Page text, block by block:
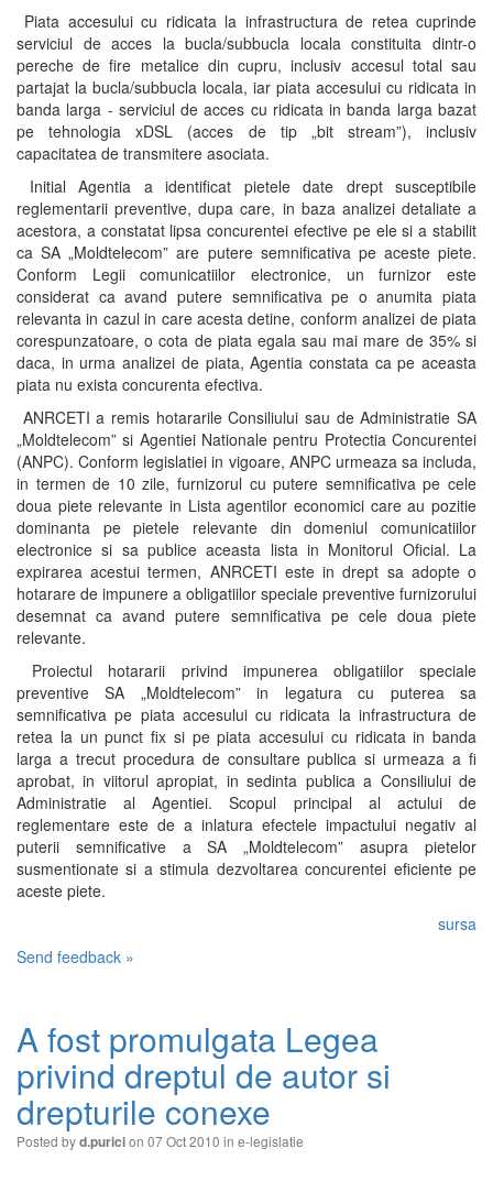
Piata accesului cu ridicata la infrastructura de retea cuprinde
serviciul de acces la bucla/subbucla locala constituita dintr-o
pereche de fire metalice din cupru, inclusiv accesul total sau
partajat la bucla/subbucla locala, iar piata accesului cu ridicata in
banda larga - serviciul de acces cu ridicata in banda larga bazat
pe tehnologia xDSL (acces de tip „bit stream”), inclusiv
capacitatea de transmitere asociata.
Initial Agentia a identificat pietele date drept susceptibile
reglementarii preventive, dupa care, in baza analizei detaliate a
acestora, a constatat lipsa concurentei efective pe ele si a stabilit
ca SA „Moldtelecom” are putere semnificativa pe aceste piete.
Conform Legii comunicatiilor electronice, un furnizor este
considerat ca avand putere semnificativa pe o anumita piata
relevanta in cazul in care acesta detine, conform analizei de piata
corespunzatoare, o cota de piata egala sau mai mare de 35% si
daca, in urma analizei de piata, Agentia constata ca pe aceasta
piata nu exista concurenta efectiva.
ANRCETI a remis hotararile Consiliului sau de Administratie SA
„Moldtelecom” si Agentiei Nationale pentru Protectia Concurentei
(ANPC). Conform legislatiei in vigoare, ANPC urmeaza sa includa,
in termen de 10 zile, furnizorul cu putere semnificativa pe cele
doua piete relevante in Lista agentilor economici care au pozitie
dominanta pe pietele relevante din domeniul comunicatiilor
electronice si sa publice aceasta lista in Monitorul Oficial. La
expirarea acestui termen, ANRCETI este in drept sa adopte o
hotarare de impunere a obligatiilor speciale preventive furnizorului
desemnat ca avand putere semnificativa pe cele doua piete
relevante.
Proiectul hotararii privind impunerea obligatiilor speciale
preventive SA „Moldtelecom” in legatura cu puterea sa
semnificativa pe piata accesului cu ridicata la infrastructura de
retea la un punct fix si pe piata accesului cu ridicata in banda
larga a trecut procedura de consultare publica si urmeaza a fi
aprobat, in viitorul apropiat, in sedinta publica a Consiliului de
Administratie al Agentiei. Scopul principal al actului de
reglementare este de a inlatura efectele impactului negativ al
puterii semnificative a SA „Moldtelecom” asupra pietelor
susmentionate si a stimula dezvoltarea concurentei eficiente pe
aceste piete.
sursa
Send feedback »
A fost promulgata Legea
privind dreptul de autor si
drepturile conexe
Posted byd.puricion 07 Oct 2010 in e-legislatie